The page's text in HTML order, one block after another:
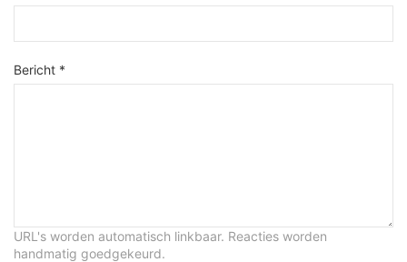
Bericht *
URL's worden automatisch linkbaar. Reacties worden
handmatig goedgekeurd.